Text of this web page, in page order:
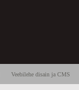
Veebilehe disain ja CMS